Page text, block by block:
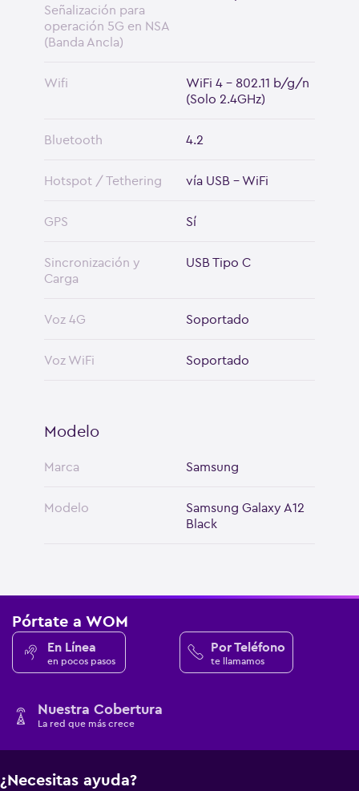
Señalización para
operación 5G en NSA
(Banda Ancla)
Wifi
WiFi 4 - 802.11 b/g/n
(Solo 2.4GHz)
Bluetooth 4.2
Hotspot / Tethering vía USB - WiFi
GPS Sí
Sincronización y
Carga
USB Tipo C
Voz 4G Soportado
Voz WiFi Soportado
Modelo
Marca Samsung
Modelo
Samsung Galaxy A12
Black
Pórtate a WOM
En Línea
en pocos pasos
Por Teléfono
te llamamos
Nuestra Cobertura
La red que más crece
¿Necesitas ayuda?